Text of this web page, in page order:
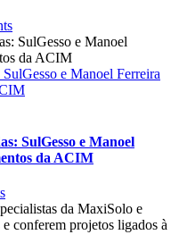
e Manoel Ferreira
SulGesso e Manoel
da ACIM